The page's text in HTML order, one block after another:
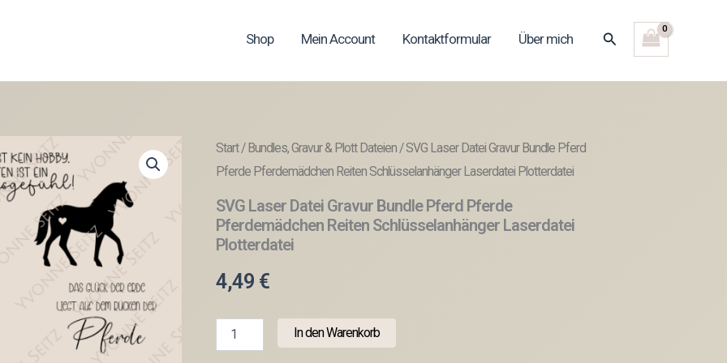
Shop Mein Account Kontaktformular Über mich Suchen
Start/Bundles, Gravur & Plott Dateien/ SVG Laser Datei Gravur Bundle Pferd
Pferde Pferdemädchen Reiten Schlüsselanhänger Laserdatei Plotterdatei
SVG Laser Datei Gravur Bundle Pferd Pferde
Pferdemädchen Reiten Schlüsselanhänger Laserdatei
Plotterdatei
4,49 €
Laser
In den Warenkorb